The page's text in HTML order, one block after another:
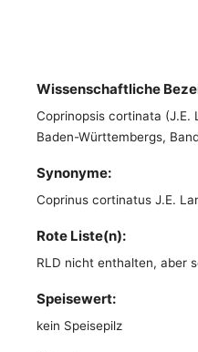
Wissenschaftliche
Coprinopsis cortinata (J.E.
Baden-Württembergs,
Synonyme:
Coprinus cortinatus J.E.
Rote Liste(n):
RLD nicht enthalten, aber
Speisewert:
kein Speisepilz